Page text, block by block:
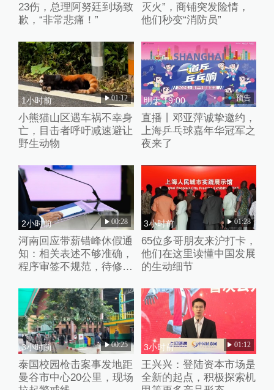
23伤，总理阿努廷到场致
歉，“非常悲痛！”
灭火”，商铺突发险情，
他们秒变“消防员”
1小时前 01:12
小熊猫山区遇车祸不幸身
亡，目击者呼吁减速避让
野生动物
明天 19:00 预告
直播丨邓亚萍诚挚邀约，
上海乒乓球嘉年华冠军之
夜来了
2小时前 00:28
河南回应带薪错峰休假通
知：相关表述不够准确，
程序审签不规范，待修改
3小时前 01:28
65位多哥朋友来沪打卡，
他们在这里读懂中国发展
的生动细节
3小时前 00:25
泰国校园枪击案事发地距
曼谷市中心20公里，现场
3小时前 01:12
王兴兴：登陆资本市场是
全新的起点，积极探索机